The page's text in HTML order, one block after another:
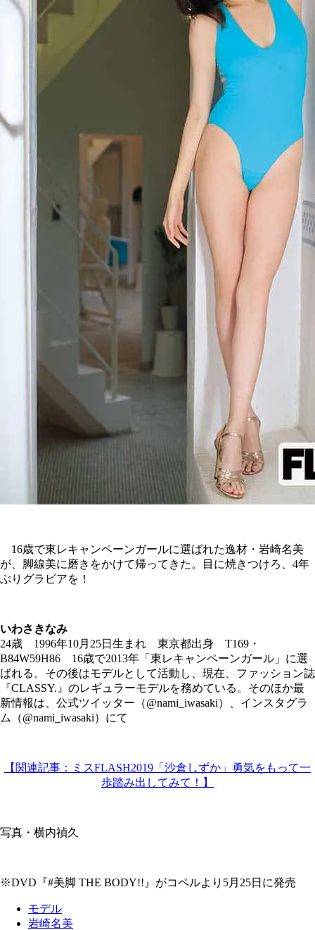
16歳で東レキャンペーンガールに選ばれた逸材・岩崎名美
が、脚線美に磨きをかけて帰ってきた。目に焼きつけろ、4年
ぶりグラビアを！
いわさきなみ
24歳 1996年10月25日生まれ 東京都出身 T169・
B84W59H86 16歳で2013年「東レキャンペーンガール」に選
ばれる。その後はモデルとして活動し、現在、ファッション誌
『CLASSY.』のレギュラーモデルを務めている。そのほか最
新情報は、公式ツイッター（@nami_iwasaki）、インスタグラ
ム（@nami_iwasaki）にて
【関連記事：ミスFLASH2019「沙倉しずか」勇気をもって一
歩踏み出してみて！】
写真・横内禎久
※DVD『#美脚 THE BODY!!』がコペルより5月25日に発売
モデル
岩崎名美